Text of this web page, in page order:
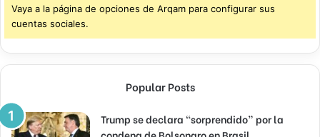
Vaya a la página de opciones de Arqam para configurar sus
cuentas sociales.
Popular Posts
Trump se declara “sorprendido” por la